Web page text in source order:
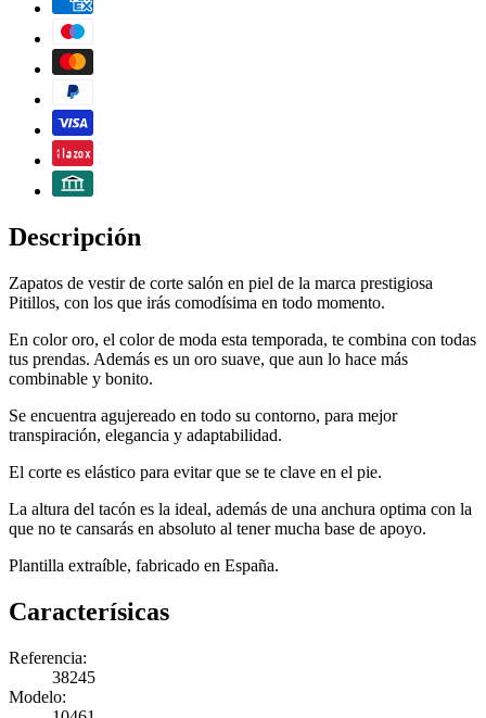
Descripción
Zapatos de vestir de corte salón en piel de la marca prestigiosa
Pitillos, con los que irás comodísima en todo momento.
En color oro, el color de moda esta temporada, te combina con todas
tus prendas. Además es un oro suave, que aun lo hace más
combinable y bonito.
Se encuentra agujereado en todo su contorno, para mejor
transpiración, elegancia y adaptabilidad.
El corte es elástico para evitar que se te clave en el pie.
La altura del tacón es la ideal, además de una anchura optima con la
que no te cansarás en absoluto al tener mucha base de apoyo.
Plantilla extraíble, fabricado en España.
Caracterísicas
Referencia:
38245
Modelo: